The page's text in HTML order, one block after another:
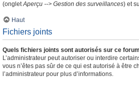
(ongletAperçu --> Gestion des surveillances) et
Haut
Fichiers joints
Quels fichiers joints sont autorisés sur ce
L’administrateur peut autoriser ou interdire
vous n’êtes pas sûr de ce qui est autorisé à être
l’administrateur pour plus d’informations.